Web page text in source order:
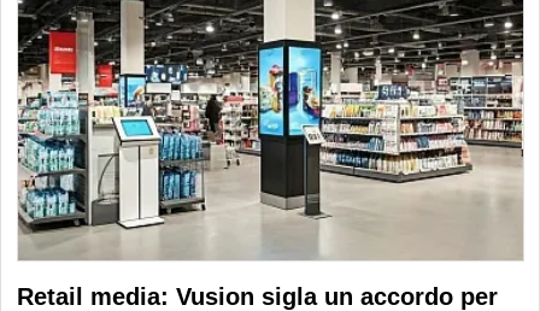
Retail media: Vusion sigla un accordo per